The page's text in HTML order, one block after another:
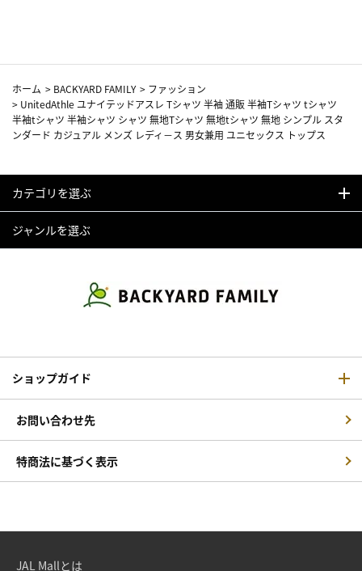
ホーム > BACKYARD FAMILY > ファッション
> UnitedAthle ユナイテッドアスレ Tシャツ 半袖 通販 半袖Tシャツ tシャツ
半袖tシャツ 半袖シャツ シャツ 無地Tシャツ 無地tシャツ 無地 シンプル スタ
ンダード カジュアル メンズ レディ－ス 男女兼用 ユニセックス トップス
カテゴリを選ぶ
ジャンルを選ぶ
ショップガイド
お問い合わせ先
特商法に基づく表示
JAL Mallとは